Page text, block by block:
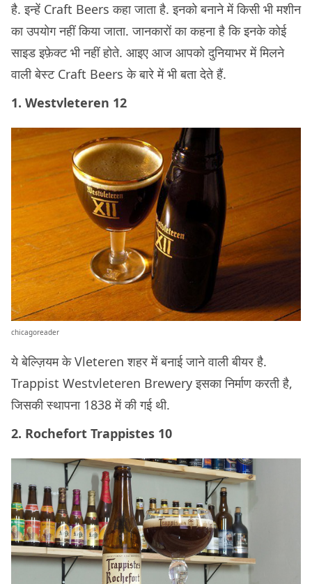
है. इन्हें Craft Beers कहा जाता है. इनको बनाने में किसी भी मशीन
का उपयोग नहीं किया जाता. जानकारों का कहना है कि इनके कोई
साइड इफ़ेक्ट भी नहीं होते. आइए आज आपको दुनियाभर में मिलने
वाली बेस्ट Craft Beers के बारे में भी बता देते हैं.
1. Westvleteren 12
chicagoreader
ये बेल्ज़ियम के Vleteren शहर में बनाई जाने वाली बीयर है.
Trappist Westvleteren Brewery इसका निर्माण करती है,
जिसकी स्थापना 1838 में की गई थी.
2. Rochefort Trappistes 10